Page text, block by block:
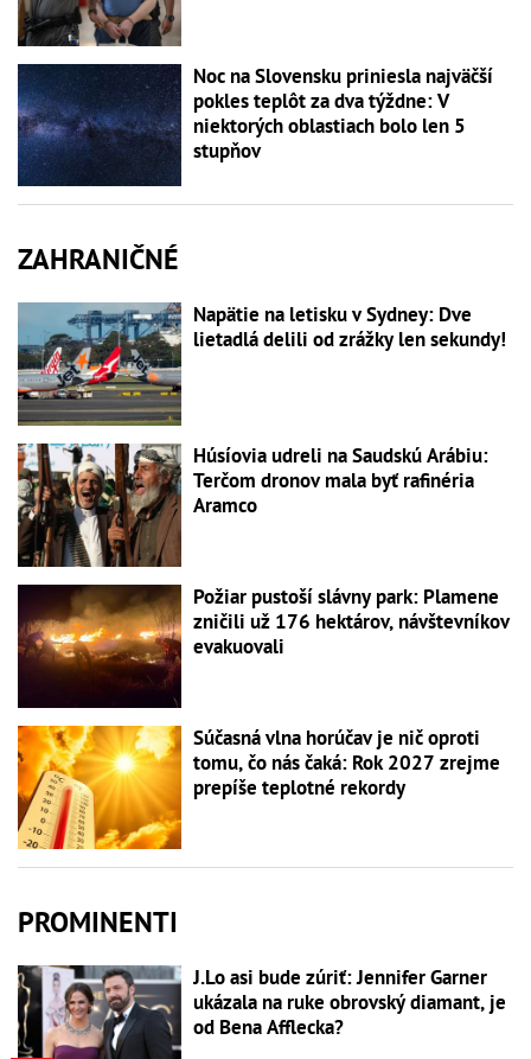
Noc na Slovensku priniesla najväčší
pokles teplôt za dva týždne: V
niektorých oblastiach bolo len 5
stupňov
ZAHRANIČNÉ
Napätie na letisku v Sydney: Dve
lietadlá delili od zrážky len sekundy!
Húsíovia udreli na Saudskú Arábiu:
Terčom dronov mala byť rafinéria
Aramco
Požiar pustoší slávny park: Plamene
zničili už 176 hektárov, návštevníkov
evakuovali
Súčasná vlna horúčav je nič oproti
tomu, čo nás čaká: Rok 2027 zrejme
prepíše teplotné rekordy
PROMINENTI
J.Lo asi bude zúriť: Jennifer Garner
ukázala na ruke obrovský diamant, je
od Bena Afflecka?